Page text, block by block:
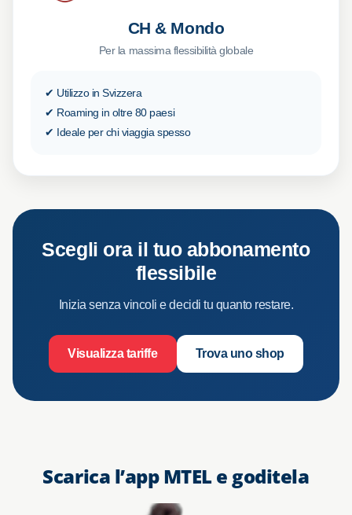
CH & Mondo
Per la massima flessibilità globale
✔ Utilizzo in Svizzera
✔ Roaming in oltre 80 paesi
✔ Ideale per chi viaggia spesso
Scegli ora il tuo abbonamento
flessibile
Inizia senza vincoli e decidi tu quanto restare.
Visualizza tariffe Trova uno shop
Scarica l’app MTEL e goditela